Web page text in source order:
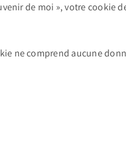
de moi », votre cookie
ne comprend aucune